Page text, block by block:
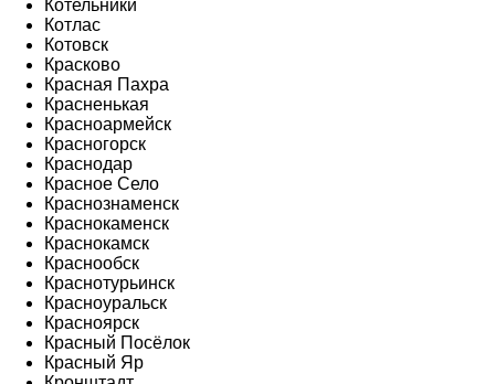
Котельники
Котлас
Котовск
Красково
Красная Пахра
Красненькая
Красноармейск
Красногорск
Краснодар
Красное Село
Краснознаменск
Краснокаменск
Краснокамск
Краснообск
Краснотурьинск
Красноуральск
Красноярск
Красный Посёлок
Красный Яр